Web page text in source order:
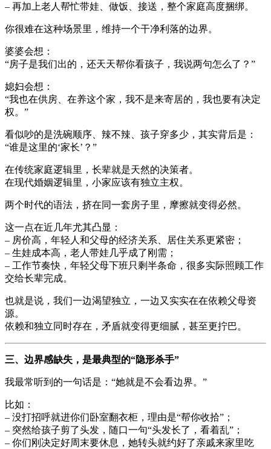
– 再加上老人帮忙带娃、做饭、接送，整个家庭高度捆绑。
你很难在这种场景里，维持一个干净利落的边界。
婆婆会想：
“房子是我们出的，还天天帮你看孩子，我说两句怎么了？”
媳妇会想：
“我也在供房、在养这个家，我不是来寄居的，我也要有决定
权。”
看似吵的是洗碗顺序、辣不辣、孩子穿多少，其实背后是：
“谁是这里的‘家长’？”
在传统家庭逻辑里，长辈就是天然的决策者。
在现代婚姻逻辑里，小家应该有独立主权。
两个时代的语法，挤在同一套房子里，摩擦就变得必然。
这一点在近几年尤其凸显：
– 房价高，年轻人和父母的经济关系、居住关系更紧密；
– 生娃成本高，老人带娃几乎成了刚需；
– 工作节奏快，年轻父母下班只剩半条命，很多实际照顾工作
交给长辈完成。
也就是说，我们一边渴望独立，一边又实实在在依赖父母资
源。
依赖和独立同时存在，矛盾就变得更细腻，甚至更拧巴。
三、边界感缺失，是最典型的“隐形杀手”
我最常听到的一句话是：“她就是不会看边界。”
比如：
– 没打招呼就进你们卧室翻衣柜，理由是“帮你收拾”；
– 突然给孩子剪了头发，随口一句“头发长了，看着乱”；
– 你们刚决定好周末要休息，她转头就约好了亲戚来家里吃